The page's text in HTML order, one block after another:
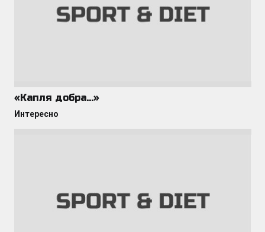
«Капля добра…»
Интересно